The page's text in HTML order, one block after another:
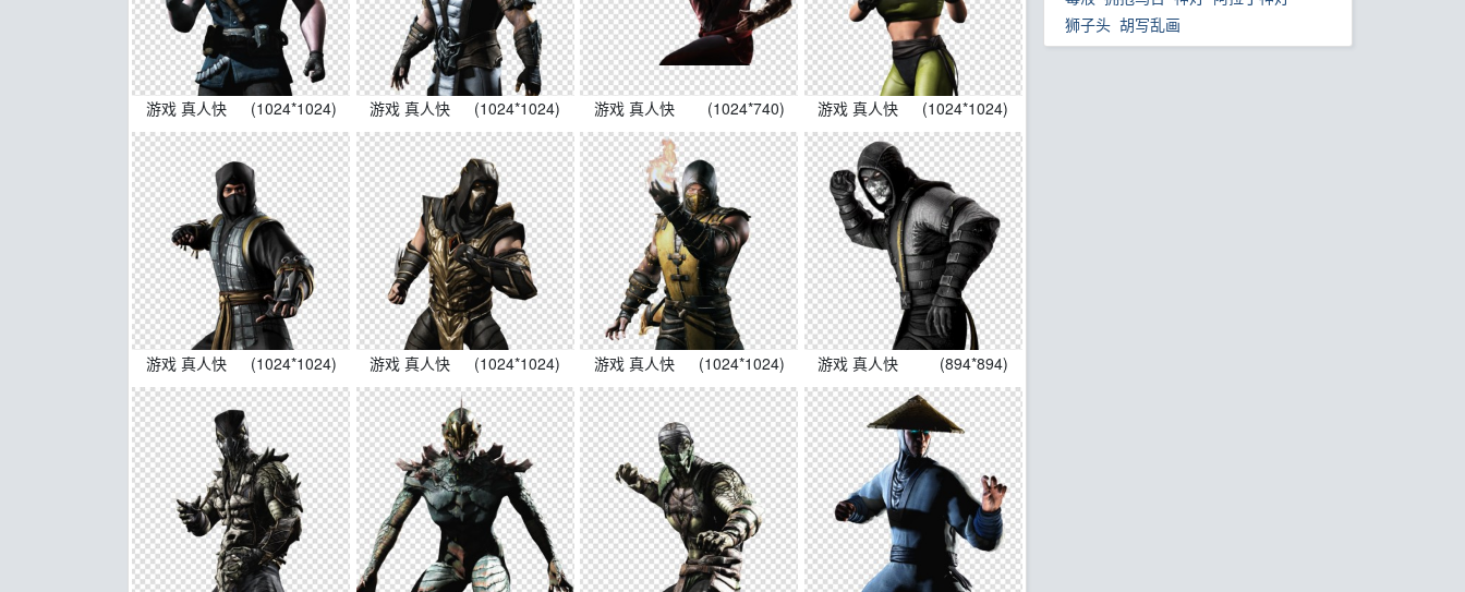
游戏 真人快 (1024*1024) 游戏 真人快 (1024*1024) 游戏 真人快 (1024*740) 游戏 真人快 (1024*1024)
游戏 真人快 (1024*1024) 游戏 真人快 (1024*1024) 游戏 真人快 (1024*1024) 游戏 真人快 (894*894)
狮子头 胡写乱画